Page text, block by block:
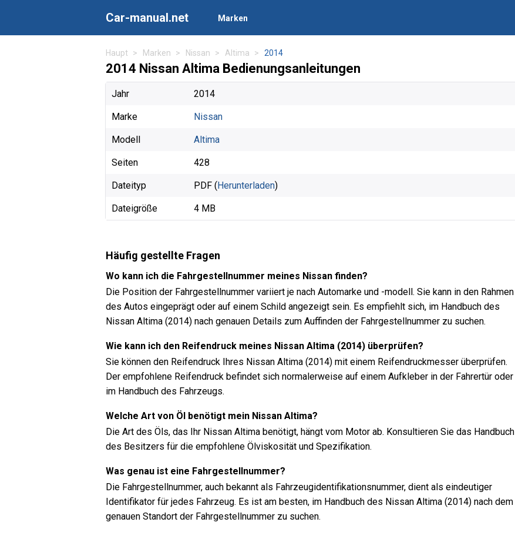
Car-manual.net Marken
Haupt Marken Nissan Altima 2014
2014 Nissan Altima Bedienungsanleitungen
Jahr 2014
Marke Nissan
Modell Altima
Seiten 428
Dateityp PDF (Herunterladen)
Dateigröße 4 MB
Häufig gestellte Fragen
Wo kann ich die Fahrgestellnummer meines Nissan finden?
Die Position der Fahrgestellnummer variiert je nach Automarke und -modell. Sie kann in den Rahmen
des Autos eingeprägt oder auf einem Schild angezeigt sein. Es empfiehlt sich, im Handbuch des
Nissan Altima (2014) nach genauen Details zum Auffinden der Fahrgestellnummer zu suchen.
Wie kann ich den Reifendruck meines Nissan Altima (2014) überprüfen?
Sie können den Reifendruck Ihres Nissan Altima (2014) mit einem Reifendruckmesser überprüfen.
Der empfohlene Reifendruck befindet sich normalerweise auf einem Aufkleber in der Fahrertür oder
im Handbuch des Fahrzeugs.
Welche Art von Öl benötigt mein Nissan Altima?
Die Art des Öls, das Ihr Nissan Altima benötigt, hängt vom Motor ab. Konsultieren Sie das Handbuch
des Besitzers für die empfohlene Ölviskosität und Spezifikation.
Was genau ist eine Fahrgestellnummer?
Die Fahrgestellnummer, auch bekannt als Fahrzeugidentifikationsnummer, dient als eindeutiger
Identifikator für jedes Fahrzeug. Es ist am besten, im Handbuch des Nissan Altima (2014) nach dem
genauen Standort der Fahrgestellnummer zu suchen.